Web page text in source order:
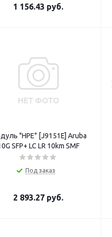
1 156.43 руб.
"HPE" [J9151E] Aruba
SFP+ LC LR 10km SMF
Под заказ
2 893.27 руб.